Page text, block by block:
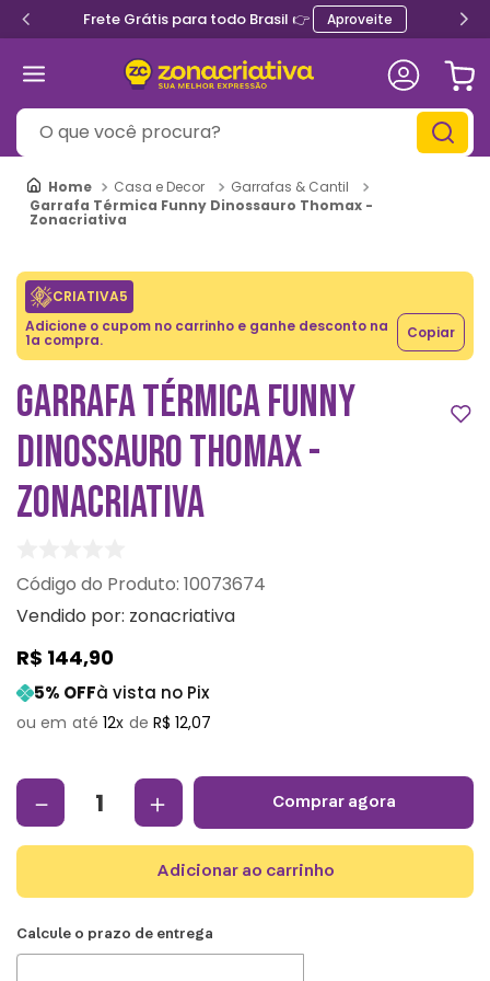
Frete Grátis para todo Brasil 👉 Aproveite
O que você procura?
Casa e Decor
Garrafas & Cantil
Garrafa Térmica Funny Dinossauro Thomax -
Zonacriativa
CRIATIVA5
Adicione o cupom no carrinho e ganhe desconto na
1a compra. Copiar
GARRAFA TÉRMICA FUNNY
DINOSSAURO THOMAX -
ZONACRIATIVA
: 10073674
Vendido por: zonacriativa
R$ 144,90
5% OFFà vista no Pix
12 R$ 12,07
＋
－ comprar agora
adicionar ao carrinho